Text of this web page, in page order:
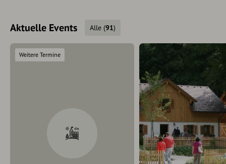
Aktuelle Events Alle (91)
Weitere Termine